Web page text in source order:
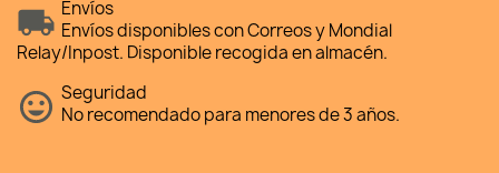
Envíos
Envíos disponibles con Correos y Mondial
Relay/Inpost. Disponible recogida en almacén.
Seguridad
No recomendado para menores de 3 años.